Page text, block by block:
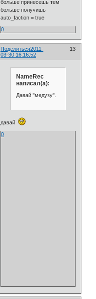
больше принесешь тем
больше получишь
auto_faction = true
0
Поделиться 13
2011-
03-30 16:16:52
NameRec
написал(а):
Давай "медузу".
давай
0